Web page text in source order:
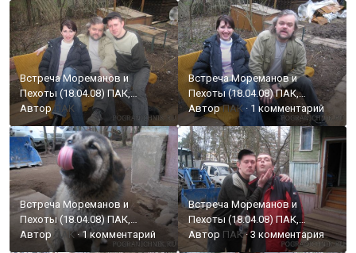
Встреча Мореманов и
Пехоты (18.04.08) ПАК,
РОДЖЕР, ПСБ, Лева
АвторПАК
Встреча Мореманов и
Пехоты (18.04.08) ПАК,
РОДЖЕР, ПСБ, Лева
АвторПАК · 1 комментарий
Встреча Мореманов и
Пехоты (18.04.08) ПАК,
РОДЖЕР, ПСБ, Лева
АвторПАК·1 комментарий
Встреча Мореманов и
Пехоты (18.04.08) ПАК,
РОДЖЕР, ПСБ, Лева
Автор ПАК·3 комментария